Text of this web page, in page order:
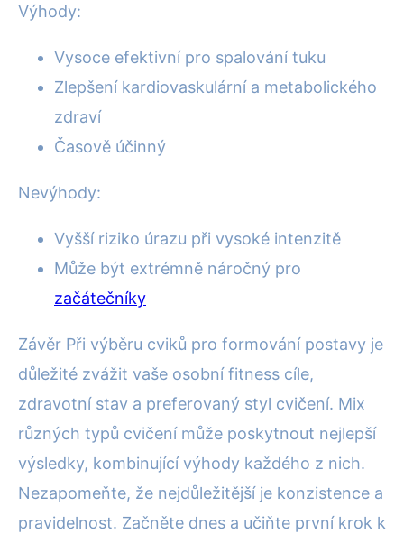
Výhody:
Vysoce efektivní pro spalování tuku
Zlepšení kardiovaskulární a metabolického
zdraví
Časově účinný
Nevýhody:
Vyšší riziko úrazu při vysoké intenzitě
Může být extrémně náročný pro
začátečníky
Závěr Při výběru cviků pro formování postavy je
důležité zvážit vaše osobní fitness cíle,
zdravotní stav a preferovaný styl cvičení. Mix
různých typů cvičení může poskytnout nejlepší
výsledky, kombinující výhody každého z nich.
Nezapomeňte, že nejdůležitější je konzistence a
pravidelnost. Začněte dnes a učiňte první krok k